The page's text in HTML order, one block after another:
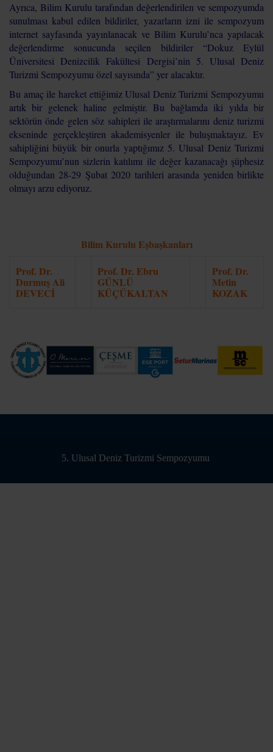
Ayrıca, Bilim Kurulu tarafından değerlendirilen ve sempozyumda
sunulması kabul edilen bildiriler, yazarların izni ile sempozyum
internet sayfasında yayınlanacak ve Bilim Kurulu’nca yapılacak
değerlendirme sonucunda seçilen bildiriler “Dokuz Eylül
Üniversitesi Denizcilik Fakültesi Dergisi’nin 5. Ulusal Deniz
Turizmi Sempozyumu özel sayısında” yer alacaktır.
Bu amaç ile hareket ettiğimiz Ulusal Deniz Turizmi Sempozyumu
artık bir gelenek haline gelmiştir. Bu bağlamda iki yılda bir
sektörün önde gelen söz sahipleri ile araştırmalarını deniz turizmi
ekseninde gerçekleştiren akademisyenler ile buluşmaktayız. Ev
sahipliğini büyük bir onurla yaptığımız 5. Ulusal Deniz Turizmi
Sempozyumu’nun sizlerin katılımı ile değer kazanacağı şüphesiz
olduğundan 28-29 Şubat 2020 tarihleri arasında yeniden birlikte
olmayı arzu ediyoruz.
Bilim Kurulu Eşbaşkanları
Prof. Dr.
Durmuş Ali
DEVECİ
Prof. Dr. Ebru
GÜNLÜ
KÜÇÜKALTAN
Prof. Dr.
Metin
KOZAK
5. Ulusal Deniz Turizmi Sempozyumu